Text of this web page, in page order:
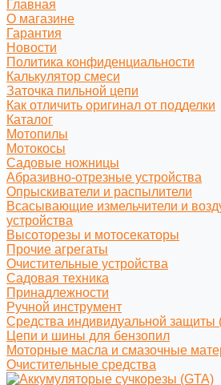
Главная
О магазине
Гарантия
Новости
Политика конфиденциальности
Калькулятор смеси
Заточка пильной цепи
Как отличить оригинал от подделки
Каталог
Мотопилы
Мотокосы
Садовые ножницы
Абразивно-отрезные устройства
Опрыскиватели и распылители
Всасывающие измельчители и
устройства
Высоторезы и мотосекаторы
Прочие агрегаты
Очистительные устройства
Садовая техника
Принадлежности
Ручной инструмент
Средства индивидуальной
Цепи и шины для бензопил
Моторные масла и смазочные
Очистительные средства